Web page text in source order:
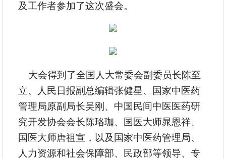
及工作者参加了这次盛会。
大会得到了全国人大常委会副委员长陈至
立、人民日报副总编辑张健星、国家中医药
管理局原副局长吴刚、中国民间中医医药研
究开发协会会长陈珞珈、国医大师晁恩祥、
国医大师唐祖宣，以及国家中医药管理局、
人力资源和社会保障部、民政部等领导、专